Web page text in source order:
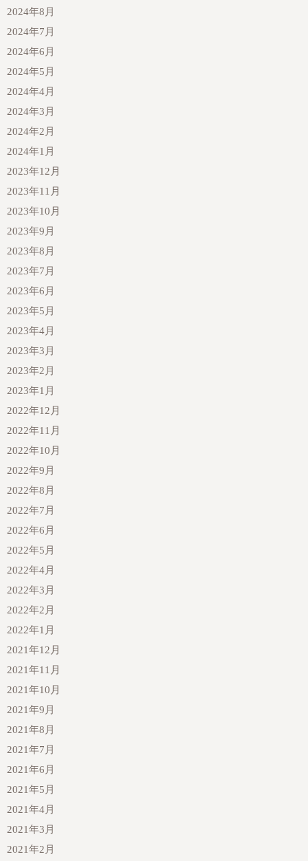
2024年8月
2024年7月
2024年6月
2024年5月
2024年4月
2024年3月
2024年2月
2024年1月
2023年12月
2023年11月
2023年10月
2023年9月
2023年8月
2023年7月
2023年6月
2023年5月
2023年4月
2023年3月
2023年2月
2023年1月
2022年12月
2022年11月
2022年10月
2022年9月
2022年8月
2022年7月
2022年6月
2022年5月
2022年4月
2022年3月
2022年2月
2022年1月
2021年12月
2021年11月
2021年10月
2021年9月
2021年8月
2021年7月
2021年6月
2021年5月
2021年4月
2021年3月
2021年2月